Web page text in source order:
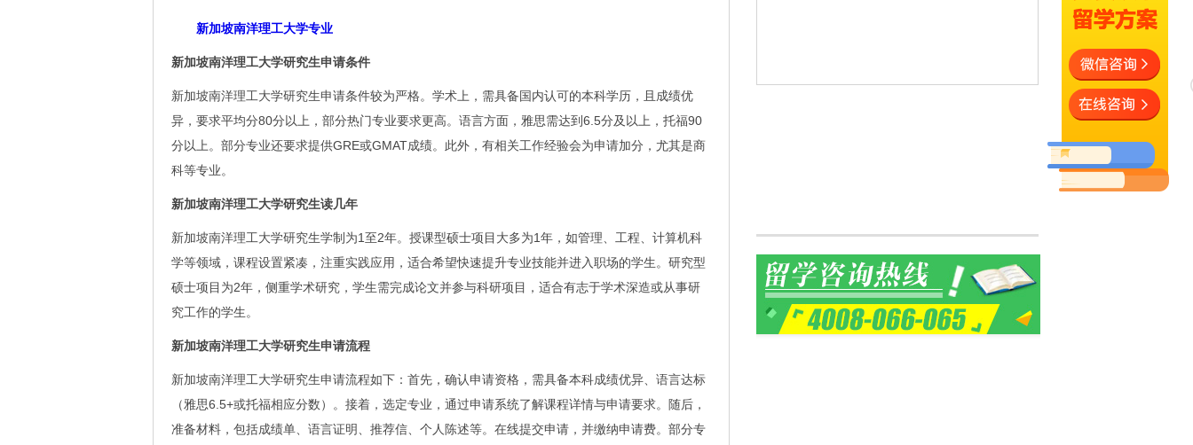
新加坡南洋理工大学专业
新加坡南洋理工大学研究生申请条件
新加坡南洋理工大学研究生申请条件较为严格。学术上，需具备国内认可的本科学历，且成绩优
异，要求平均分80分以上，部分热门专业要求更高。语言方面，雅思需达到6.5分及以上，托福90
分以上。部分专业还要求提供GRE或GMAT成绩。此外，有相关工作经验会为申请加分，尤其是商
科等专业。
新加坡南洋理工大学研究生读几年
新加坡南洋理工大学研究生学制为1至2年。授课型硕士项目大多为1年，如管理、工程、计算机科
学等领域，课程设置紧凑，注重实践应用，适合希望快速提升专业技能并进入职场的学生。研究型
硕士项目为2年，侧重学术研究，学生需完成论文并参与科研项目，适合有志于学术深造或从事研
究工作的学生。
新加坡南洋理工大学研究生申请流程
新加坡南洋理工大学研究生申请流程如下：首先，确认申请资格，需具备本科成绩优异、语言达标
（雅思6.5+或托福相应分数）。接着，选定专业，通过申请系统了解课程详情与申请要求。随后，
准备材料，包括成绩单、语言证明、推荐信、个人陈述等。在线提交申请，并缴纳申请费。部分专